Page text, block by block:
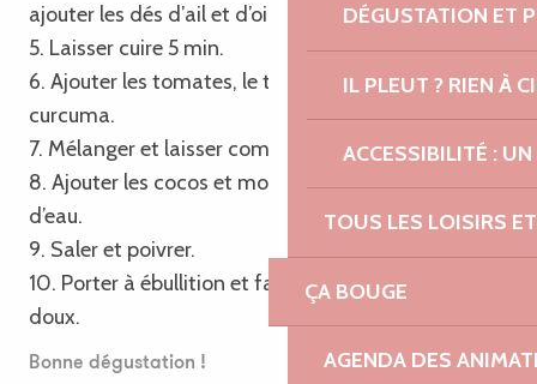
DÉGUSTATION ET
IL PLEUT ? RIEN À
ACCESSIBILITÉ :
TOUS LES LOISIRS
ÇA BOUGE
AGENDA DES
ajouter les dés d’ail et d’oignons.
5. Laisser cuire 5 min.
6. Ajouter les tomates, le thym, le laurier et le
curcuma.
7. Mélanger et laisser compoter 5 min.
8. Ajouter les cocos et mouiller avec les 700 ml
d’eau.
9. Saler et poivrer.
10. Porter à ébullition et faire cuire 40 min sur feu
doux.
Bonne dégustation !